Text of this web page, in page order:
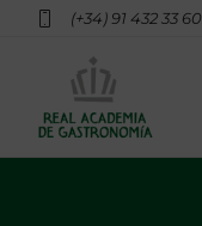
(+34) 91 432 33 60